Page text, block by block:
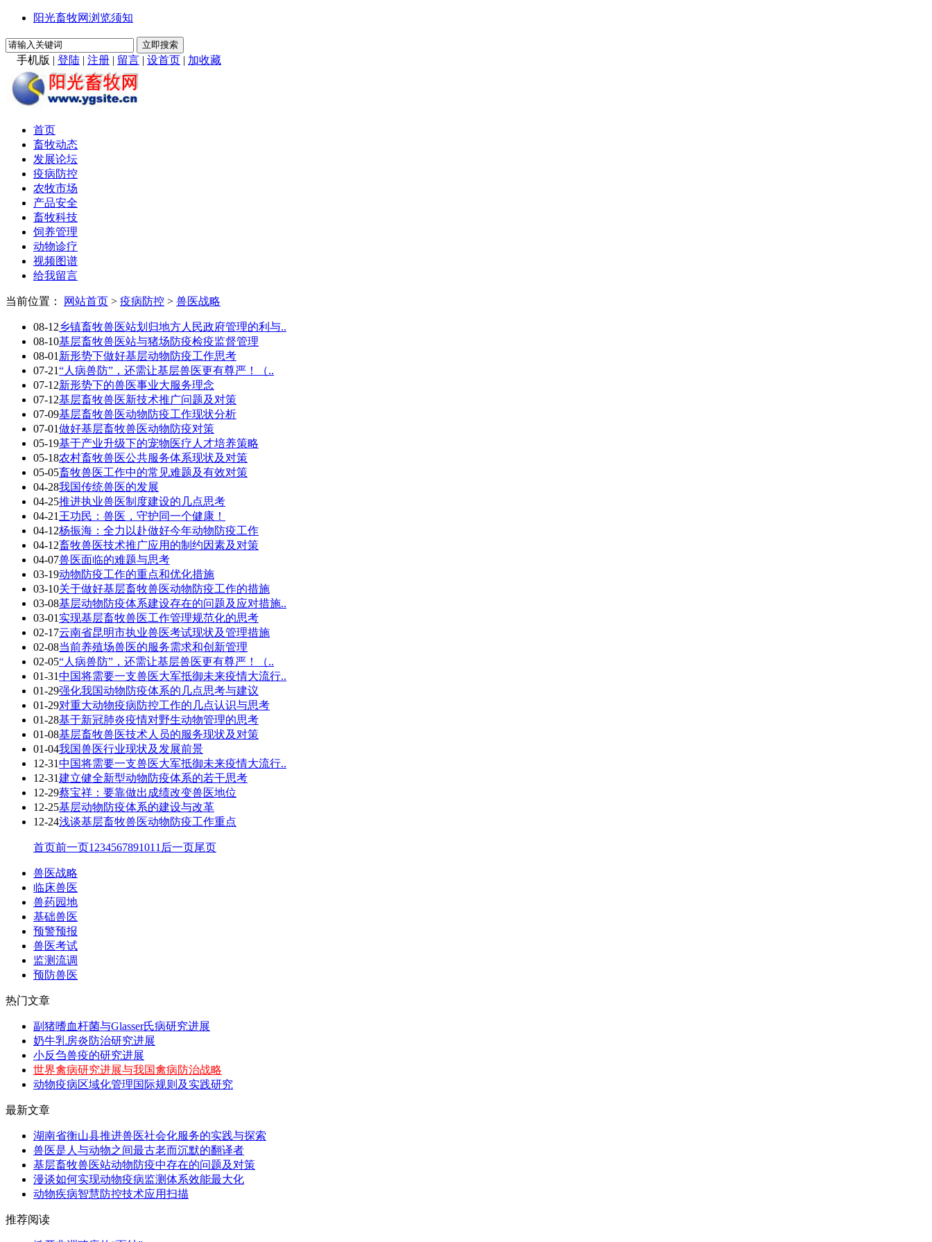
阳光畜牧网浏览须知
手机版 | 登陆 | 注册 | 留言 | 设首页 | 加收藏
首页
畜牧动态
发展论坛
疫病防控
农牧市场
产品安全
畜牧科技
饲养管理
动物诊疗
视频图谱
给我留言
当前位置： 网站首页 > 疫病防控 > 兽医战略
08-12乡镇畜牧兽医站划归地方人民政府管理的利与..
08-10基层畜牧兽医站与猪场防疫检疫监督管理
08-01 新形势下做好基层动物防疫工作思考
07-21“人病兽防”，还需让基层兽医更有尊严！（..
07-12新形势下的兽医事业大服务理念
07-12基层畜牧兽医新技术推广问题及对策
07-09基层畜牧兽医动物防疫工作现状分析
07-01做好基层畜牧兽医动物防疫对策
05-19基于产业升级下的宠物医疗人才培养策略
05-18农村畜牧兽医公共服务体系现状及对策
05-05畜牧兽医工作中的常见难题及有效对策
04-28我国传统兽医的发展
04-25推进执业兽医制度建设的几点思考
04-21 王功民：兽医，守护同一个健康！
04-12杨振海：全力以赴做好今年动物防疫工作
04-12畜牧兽医技术推广应用的制约因素及对策
04-07兽医面临的难题与思考
03-19动物防疫工作的重点和优化措施
03-10关于做好基层畜牧兽医动物防疫工作的措施
03-08基层动物防疫体系建设存在的问题及应对措施..
03-01 实现基层畜牧兽医工作管理规范化的思考
02-17云南省昆明市执业兽医考试现状及管理措施
02-08当前养殖场兽医的服务需求和创新管理
02-05“人病兽防”，还需让基层兽医更有尊严！（..
01-31中国将需要一支兽医大军抵御未来疫情大流行..
01-29强化我国动物防疫体系的几点思考与建议
01-29对重大动物疫病防控工作的几点认识与思考
01-28基于新冠肺炎疫情对野生动物管理的思考
01-08基层畜牧兽医技术人员的服务现状及对策
01-04我国兽医行业现状及发展前景
12-31中国将需要一支兽医大军抵御未来疫情大流行..
12-31建立健全新型动物防疫体系的若干思考
12-29蔡宝祥：要靠做出成绩改变兽医地位
12-25基层动物防疫体系的建设与改革
12-24浅谈基层畜牧兽医动物防疫工作重点
首页前一页1 234567891011 后一页尾页
兽医战略
临床兽医
兽药园地
基础兽医
预警预报
兽医考试
监测流调
预防兽医
热门文章
副猪嗜血杆菌与Glasser氏病研究进展
奶牛乳房炎防治研究进展
小反刍兽疫的研究进展
世界禽病研究进展与我国禽病防治战略
动物疫病区域化管理国际规则及实践研究
最新文章
湖南省衡山县推进兽医社会化服务的实践与探索
兽医是人与动物之间最古老而沉默的翻译者
基层畜牧兽医站动物防疫中存在的问题及对策
漫谈如何实现动物疫病监测体系效能最大化
动物疾病智慧防控技术应用扫描
推荐阅读